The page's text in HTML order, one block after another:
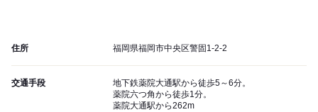
住所 福岡県福岡市中央区警固1-2-2
交通手段
地下鉄薬院大通駅から徒歩5～6分。
薬院六つ角から徒歩1分。
薬院大通駅から262m